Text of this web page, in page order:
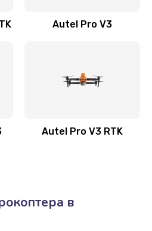
Autel Pro V3
Autel Pro V3 RTK
в